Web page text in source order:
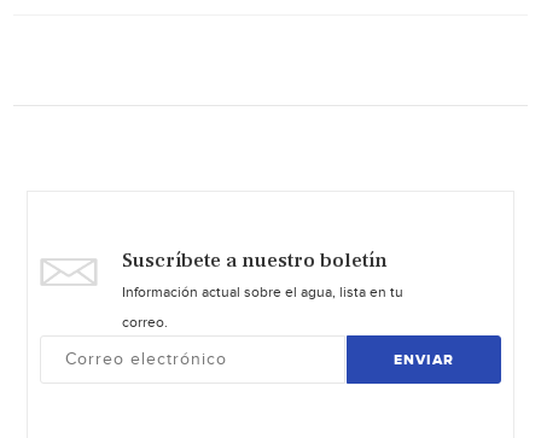
Suscríbete a nuestro boletín
Información actual sobre el agua, lista en tu
correo.
ENVIAR